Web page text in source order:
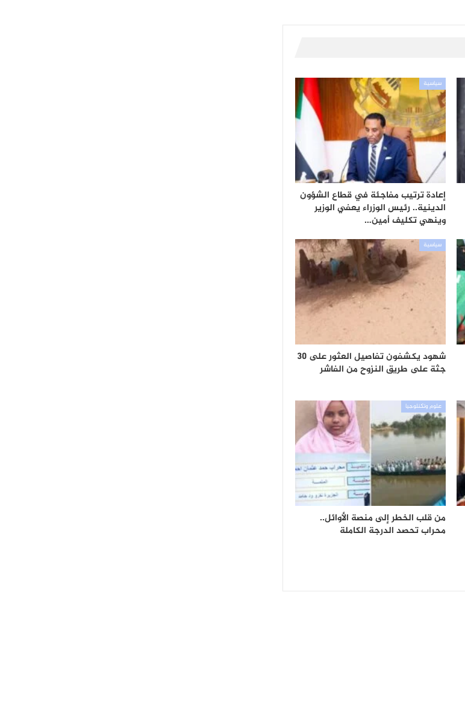
سياسية
إعادة ترتيب مفاجئة في قطاع الشؤون
الدينية.. رئيس الوزراء يعفي الوزير
وينهي تكليف أمين…
سياسية
شهود يكشفون تفاصيل العثور على 30
جثة على طريق النزوح من الفاشر
علوم وتكنلوجيا
من قلب الخطر إلى منصة الأوائل..
محراب تحصد الدرجة الكاملة